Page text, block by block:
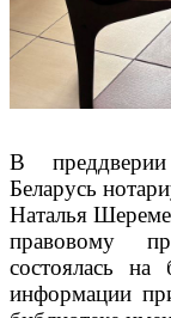
В
Беларусь
Наталья
правовому
состоялась на
информации